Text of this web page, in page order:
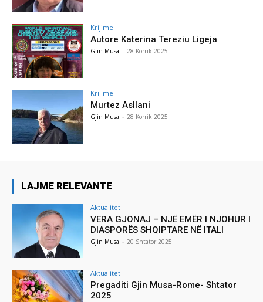
Krijime
Autore Katerina Tereziu Ligeja
Gjin Musa - 28 Korrik 2025
Krijime
Murtez Asllani
Gjin Musa - 28 Korrik 2025
LAJME RELEVANTE
Aktualitet
VERA GJONAJ – NJË EMËR I NJOHUR I
DIASPORËS SHQIPTARE NË ITALI
Gjin Musa - 20 Shtator 2025
Aktualitet
Pregaditi Gjin Musa-Rome- Shtator
2025